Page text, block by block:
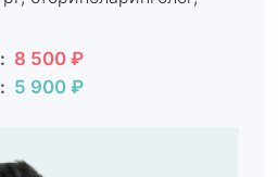
8 500 ₽
5 900 ₽